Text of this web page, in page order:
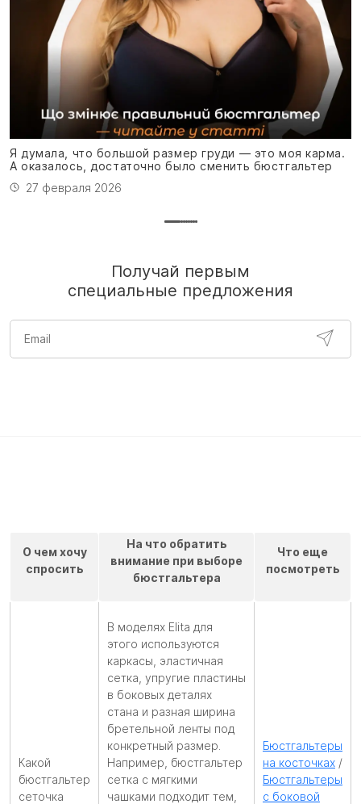
О чем хочу
спросить
На что обратить
внимание при выборе
бюстгальтера
Что еще
посмотреть
Какой
бюстгальтер
сеточка
В моделях Elita для
этого используются
каркасы, эластичная
сетка, упругие пластины
в боковых деталях
стана и разная ширина
бретельной ленты под
конкретный размер.
Например, бюстгальтер
сетка с мягкими
чашками подходит тем,
Бюстгальтеры
на косточках /
Бюстгальтеры
с боковой
Я думала, что большой размер груди — это моя карма.
А оказалось, достаточно было сменить бюстгальтер
27 февраля 2026
Получай первым
специальные предложения